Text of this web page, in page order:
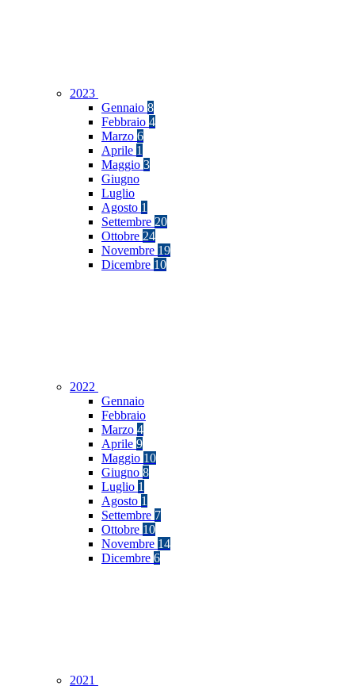
2023
Gennaio 8
Febbraio 4
Marzo 6
Aprile 1
Maggio 3
Giugno
Luglio
Agosto 1
Settembre 20
Ottobre 24
Novembre 19
Dicembre 10
2022
Gennaio
Febbraio
Marzo 4
Aprile 9
Maggio 10
Giugno 8
Luglio 1
Agosto 1
Settembre 7
Ottobre 10
Novembre 14
Dicembre 6
2021